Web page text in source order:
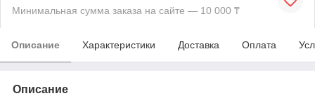
Минимальная сумма заказа на сайте — 10 000 ₸
Описание Характеристики Доставка Оплата
Описание